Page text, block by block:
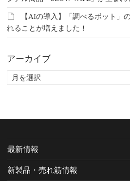
【AIの導入】「調べるボット」
れることが増えました！
アーカイブ
ア
最新情報
新製品・売れ筋情報